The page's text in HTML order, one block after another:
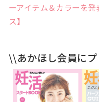
ーアイテム＆カラーを
ス】
\\あかほし会員に